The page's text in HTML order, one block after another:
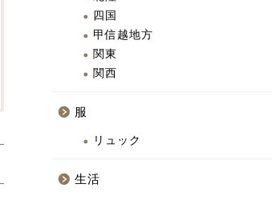
四国
甲信越地方
関東
関西
服
リュック
生活